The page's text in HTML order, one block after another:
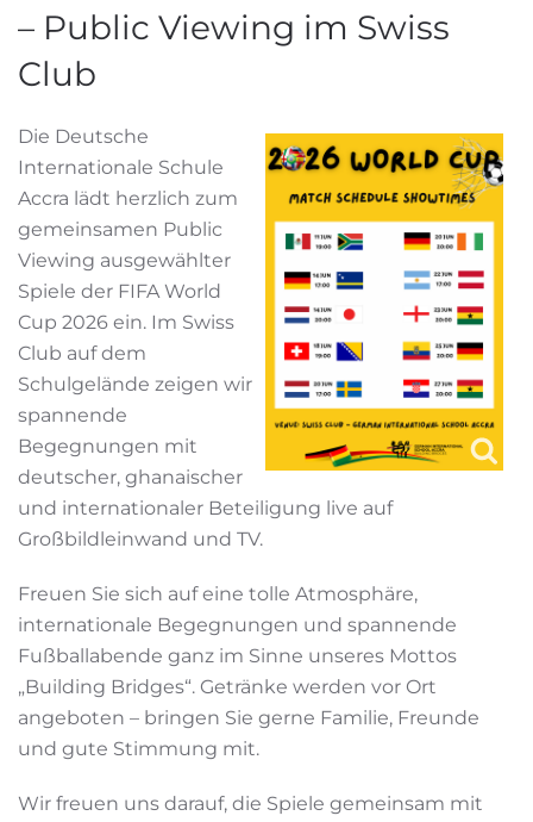
– Public Viewing im Swiss
Club
Die Deutsche
Internationale Schule
Accra lädt herzlich zum
gemeinsamen Public
Viewing ausgewählter
Spiele der FIFA World
Cup 2026 ein. Im Swiss
Club auf dem
Schulgelände zeigen wir
spannende
Begegnungen mit
deutscher, ghanaischer
und internationaler Beteiligung live auf
Großbildleinwand und TV.
Freuen Sie sich auf eine tolle Atmosphäre,
internationale Begegnungen und spannende
Fußballabende ganz im Sinne unseres Mottos
„Building Bridges“. Getränke werden vor Ort
angeboten – bringen Sie gerne Familie, Freunde
und gute Stimmung mit.
Wir freuen uns darauf, die Spiele gemeinsam mit